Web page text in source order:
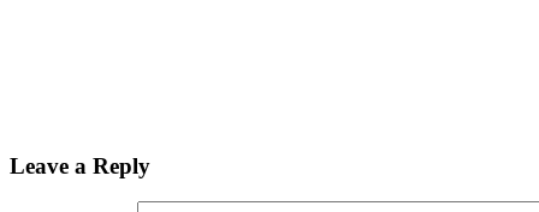
Leave a Reply